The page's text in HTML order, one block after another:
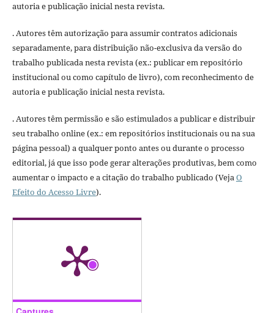
autoria e publicação inicial nesta revista.
. Autores têm autorização para assumir contratos adicionais
separadamente, para distribuição não-exclusiva da versão do
trabalho publicada nesta revista (ex.: publicar em repositório
institucional ou como capítulo de livro), com reconhecimento de
autoria e publicação inicial nesta revista.
. Autores têm permissão e são estimulados a publicar e distribuir
seu trabalho online (ex.: em repositórios institucionais ou na sua
página pessoal) a qualquer ponto antes ou durante o processo
editorial, já que isso pode gerar alterações produtivas, bem como
aumentar o impacto e a citação do trabalho publicado (VejaO
Efeito do Acesso Livre).